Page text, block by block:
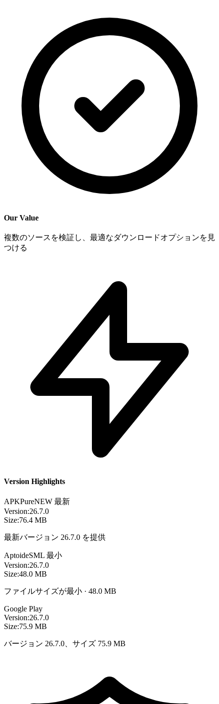
Our Value
複数のソースを検証し、最適なダウンロードオプションを見
つける
Version Highlights
APKPureNEW 最新
Version:26.7.0
Size:76.4 MB
最新バージョン 26.7.0 を提供
AptoideSML 最小
Version:26.7.0
Size:48.0 MB
ファイルサイズが最小 · 48.0 MB
Google Play
Version:26.7.0
Size:75.9 MB
バージョン 26.7.0、サイズ 75.9 MB